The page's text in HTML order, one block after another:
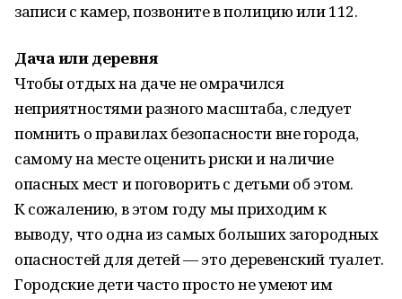
записи с камер, позвоните в полицию или 112.
Дача или деревня
Чтобы отдых на даче не омрачился
неприятностями разного масштаба, следует
помнить о правилах безопасности вне города,
самому на месте оценить риски и наличие
опасных мест и поговорить с детьми об этом.
К сожалению, в этом году мы приходим к
выводу, что одна из самых больших загородных
опасностей для детей — это деревенский туалет.
Городские дети часто просто не умеют им